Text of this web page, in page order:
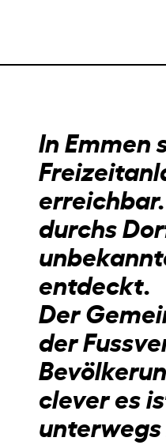
In Emmen
durchs
entdeckt.
Der
der
clever es
unterwegs